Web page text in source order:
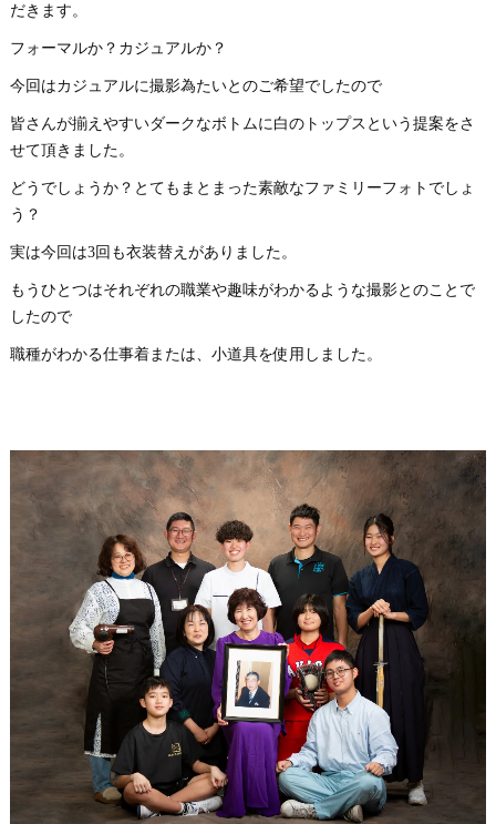
だきます。
フォーマルか？カジュアルか？
今回はカジュアルに撮影為たいとのご希望でしたので
皆さんが揃えやすいダークなボトムに白のトップスという提案をさ
せて頂きました。
どうでしょうか？とてもまとまった素敵なファミリーフォトでしょ
う？
実は今回は3回も衣装替えがありました。
もうひとつはそれぞれの職業や趣味がわかるような撮影とのことで
したので
職種がわかる仕事着または、小道具を使用しました。